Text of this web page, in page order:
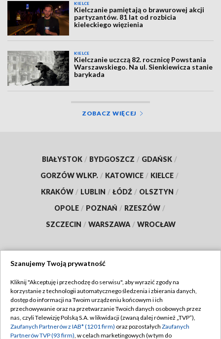
KIELCE
Kielczanie pamiętają o brawurowej akcji
partyzantów. 81 lat od rozbicia
kieleckiego więzienia
KIELCE
Kielczanie uczczą 82. rocznicę Powstania
Warszawskiego. Na ul. Sienkiewicza stanie
barykada
ZOBACZ WIĘCEJ
BIAŁYSTOK / BYDGOSZCZ / GDAŃSK /
GORZÓW WLKP. / KATOWICE / KIELCE /
KRAKÓW / LUBLIN / ŁÓDŹ / OLSZTYN /
OPOLE / POZNAŃ / RZESZÓW /
SZCZECIN / WARSZAWA / WROCŁAW
TVP
Abonament TVP
Emisja w TVP
Regulamin TVP
Polityka prywatności
Szanujemy Twoją prywatność
Kliknij "Akceptuję i przechodzę do serwisu", aby wyrazić zgody na
korzystanie z technologii automatycznego śledzenia i zbierania danych,
dostęp do informacji na Twoim urządzeniu końcowym i ich
przechowywanie oraz na przetwarzanie Twoich danych osobowych przez
nas, czyli Telewizję Polską S.A. w likwidacji (zwaną dalej również „TVP”),
Zaufanych Partnerów z IAB* (1201 firm) oraz pozostałych Zaufanych
Partnerów TVP (93 firm), w celach marketingowych (w tym do